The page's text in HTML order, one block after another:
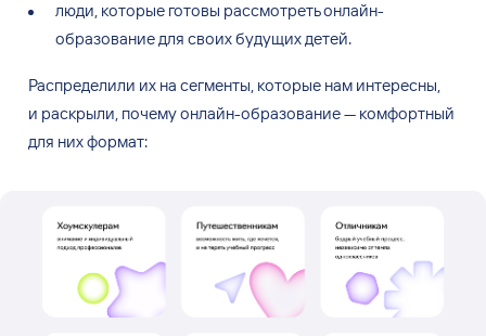
люди, которые готовы рассмотреть онлайн-
образование для своих будущих детей.
Распределили их на сегменты, которые нам интересны,
и раскрыли, почему онлайн-образование—комфортный
для них формат: